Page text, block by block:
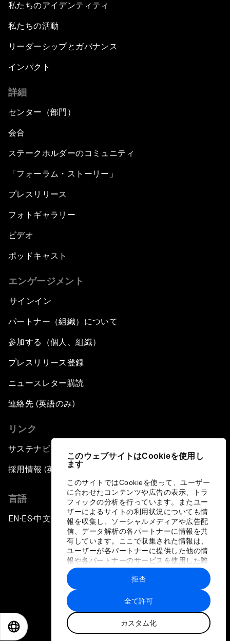
このウェブサイトはCookieを使用し
ます
このサイトではCookieを使って、ユーザー
に合わせたコンテンツや広告の表示、トラ
フィックの分析を行っています。またユー
ザーによるサイトの利用状況についても情
報を収集し、ソーシャルメディアや広告配
信、データ解析の各パートナーに情報を共
有しています。ここで収集された情報は、
ユーザーが各パートナーに提供した他の情
報や各パートナーのサービスを使用した際
に収集された情報と組み合わされ、各パー
トナーによって使用されることがありま
す。
全て許可
カスタム化
拒否
私たちのアイデンティティ
私たちの活動
リーダーシップとガバナンス
インパクト
詳細
センター（部門）
会合
ステークホルダーのコミュニティ
「フォーラム・ストーリー」
プレスリリース
フォトギャラリー
ビデオ
ポッドキャスト
エンゲージメント
サインイン
パートナー（組織）について
参加する（個人、組織）
プレスリリース登録
ニュースレター購読
連絡先 (英語のみ)
リンク
サステナビリティへの取り組み
採用情報 (英語のみ)
言語
EN ▪ ES▪中文▪ 日本語
プライバシーポリシーと利用規約
サイトマップ
©
世界経済フォーラム